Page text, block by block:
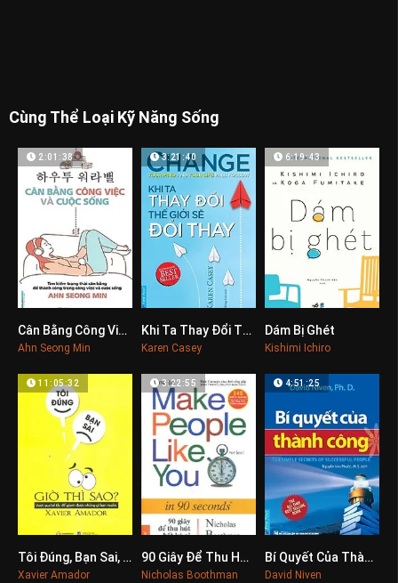
Cùng Thể Loại Kỹ Năng Sống
0
2:01:38
Cân Bằng Công Việc Và Cuộc Sống
Ahn Seong Min
0
3:21:40
Khi Ta Thay Đổi Thế Giới Sẽ Đổi Thay
Karen Casey
6:19:43
Dám Bị Ghét
Kishimi Ichiro
0
11:05:32
Tôi Đúng, Bạn Sai, Giờ Thì Sao?
Xavier Amador
0
3:22:55
90 Giây Để Thu Hút Bất Kỳ Ai
Nicholas Boothman
0
4:51:25
Bí Quyết Của Thành Công
David Niven